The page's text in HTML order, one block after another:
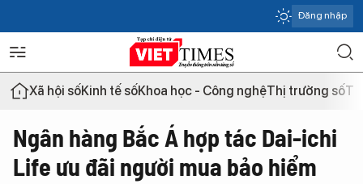
Đăng nhập
Xã hội sốKinh tế sốKhoa học - Công nghệThị trường số
Ngân hàng Bắc Á hợp tác Dai-ichi
Life ưu đãi người mua bảo hiểm